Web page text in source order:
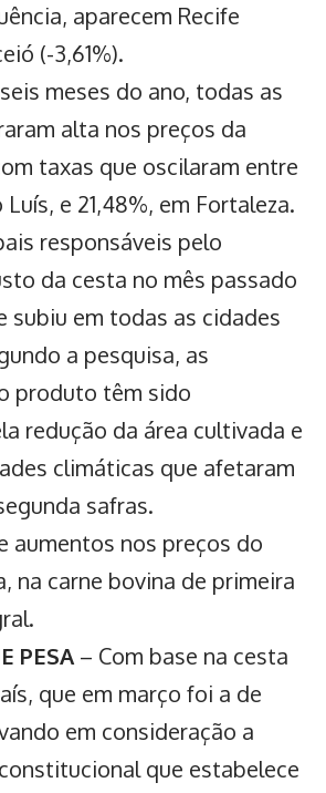
aparecem Recife
(-3,61%).
meses do ano, todas as
alta nos preços da
taxas que oscilaram entre
e 21,48%, em Fortaleza.
responsáveis pelo
da cesta no mês passado
subiu em todas as cidades
a pesquisa, as
produto têm sido
redução da área cultivada e
climáticas que afetaram
safras.
aumentos nos preços do
na carne bovina de primeira
PESA– Com base na cesta
que em março foi a de
em consideração a
que estabelece